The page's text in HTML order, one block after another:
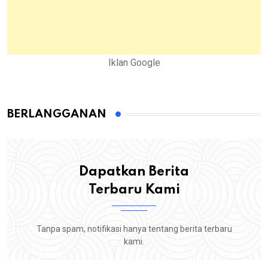
Iklan Google
BERLANGGANAN
Dapatkan Berita
Terbaru Kami
Tanpa spam, notifikasi hanya tentang berita terbaru
kami.